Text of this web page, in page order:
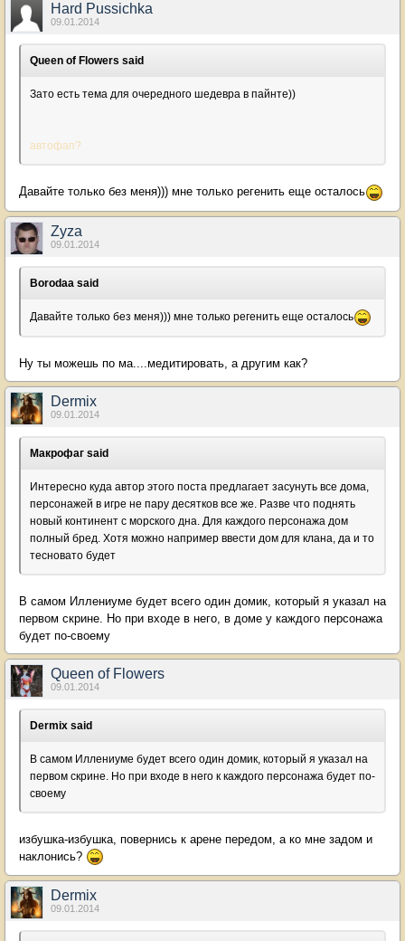
Hard Pussichka
09.01.2014
Queen of Flowers said
Зато есть тема для очередного шедевра в пайнте))
автофап?
Давайте только без меня))) мне только регенить еще осталось
Zyza
09.01.2014
Borodaa said
Давайте только без меня))) мне только регенить еще осталось
Ну ты можешь по ма....медитировать, а другим как?
Dermix
09.01.2014
Макрофаг said
Интересно куда автор этого поста предлагает засунуть все дома,
персонажей в игре не пару десятков все же. Разве что поднять
новый континент с морского дна. Для каждого персонажа дом
полный бред. Хотя можно например ввести дом для клана, да и то
тесновато будет
В самом Иллениуме будет всего один домик, который я указал на
первом скрине. Но при входе в него, в доме у каждого персонажа
будет по-своему
Queen of Flowers
09.01.2014
Dermix said
В самом Иллениуме будет всего один домик, который я указал на
первом скрине. Но при входе в него к каждого персонажа будет по-
своему
избушка-избушка, повернись к арене передом, а ко мне задом и
наклонись?
Dermix
09.01.2014